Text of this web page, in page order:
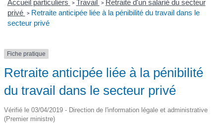
Accueil particuliers > Travail > Retraite d'un salarié du secteur
privé > Retraite anticipée liée à la pénibilité du travail dans le
secteur privé
Fiche pratique
Retraite anticipée liée à la pénibilité
du travail dans le secteur privé
Vérifié le 03/04/2019 - Direction de l'information légale et administrative
(Premier ministre)